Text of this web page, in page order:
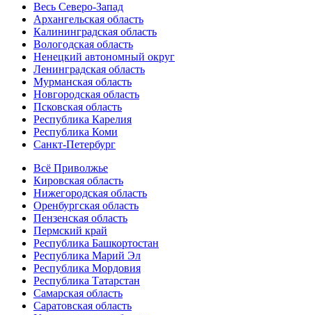
Весь Северо-Запад
Архангельская область
Калининградская область
Вологодская область
Ненецкий автономный округ
Ленинградская область
Мурманская область
Новгородская область
Псковская область
Республика Карелия
Республика Коми
Санкт-Петербург
Всё Приволжье
Кировская область
Нижегородская область
Оренбургская область
Пензенская область
Пермский край
Республика Башкортостан
Республика Марий Эл
Республика Мордовия
Республика Татарстан
Самарская область
Саратовская область